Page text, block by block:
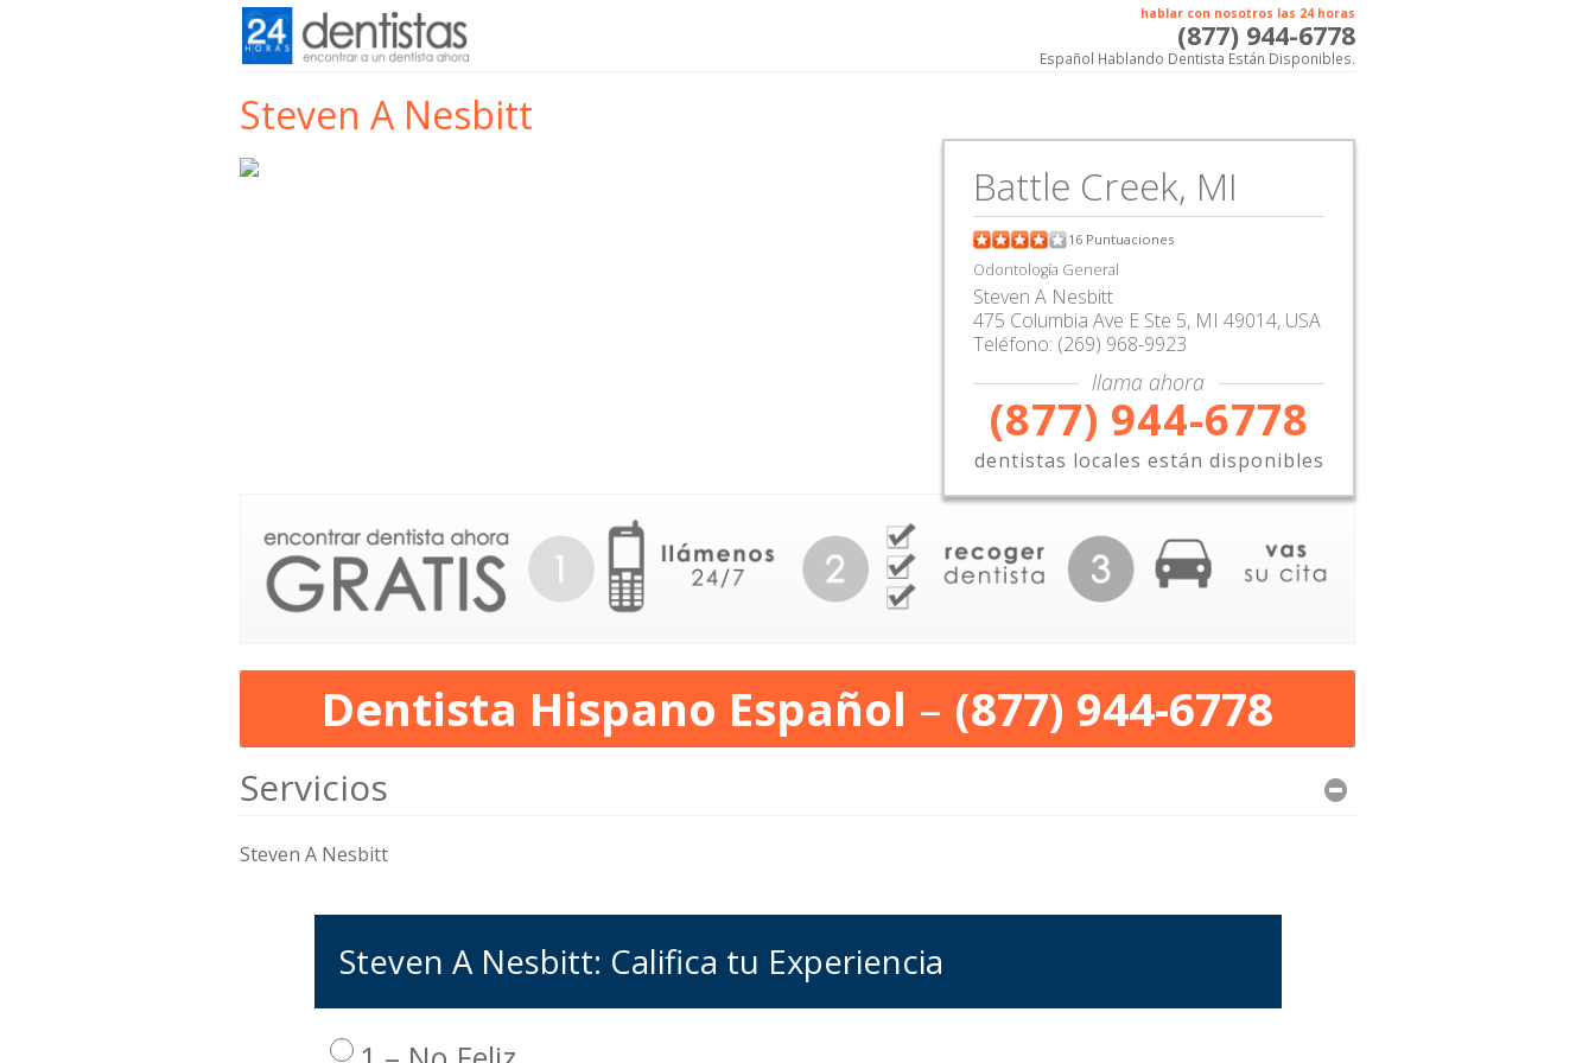
hablar con nosotros las 24 horas
(877) 944-6778
Español Hablando Dentista Están Disponibles.
Steven A Nesbitt
Battle Creek, MI
16 Puntuaciones
Odontología General
Steven A Nesbitt
475 Columbia Ave E Ste 5, MI 49014, USA
Teléfono: (269) 968-9923
llama ahora
(877) 944-6778
dentistas locales están disponibles
Dentista Hispano Español – (877) 944-6778
Servicios
Steven A Nesbitt
Steven A Nesbitt: Califica tu Experiencia